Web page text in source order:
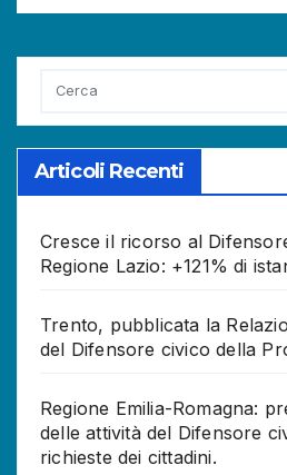
Articoli Recenti
Cresce il ricorso al
Regione Lazio: +121% di
Trento, pubblicata la
del Difensore civico della
Regione Emilia-Romagna:
delle attività del Difensore
richieste dei cittadini.